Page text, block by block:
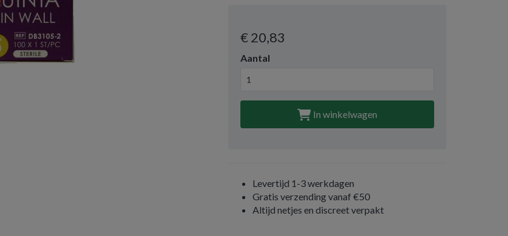
€ 20,83
Aantal
In winkelwagen
Levertijd 1-3 werkdagen
Gratis verzending vanaf €50
Altijd netjes en discreet verpakt